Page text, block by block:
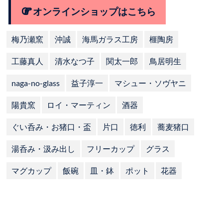
オンラインショップはこちら
梅乃瀬窯 沖誠 海馬ガラス工房 榧陶房
工藤真人 清水なつ子 関太一郎 鳥居明生
naga-no-glass 益子淳一 マシュー・ソヴヤニ
陽貴窯 ロイ・マーティン 酒器
ぐい呑み・お猪口・盃 片口 徳利 蕎麦猪口
湯呑み・汲み出し フリーカップ グラス
マグカップ 飯碗 皿・鉢 ポット 花器